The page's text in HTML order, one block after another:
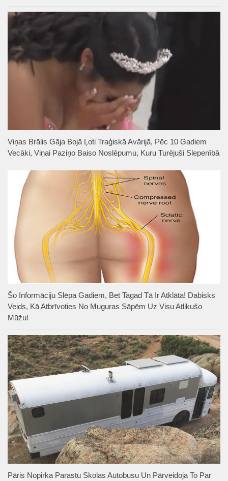
Viņas Brālis Gāja Bojā Ļoti Traģiskā Avārijā, Pēc 10 Gadiem
Vecāki, Viņai Paziņo Baiso Noslēpumu, Kuru Turējuši Slepenībā
Šo Informāciju Slēpa Gadiem, Bet Tagad Tā Ir Atklāta! Dabisks
Veids, Kā Atbrīvoties No Muguras Sāpēm Uz Visu Atlikušo
Mūžu!
Pāris Nopirka Parastu Skolas Autobusu Un Pārveidoja To Par